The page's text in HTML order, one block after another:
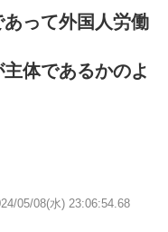
って外国人労働
体であるかのよ
05/08(水) 23:06:54.68